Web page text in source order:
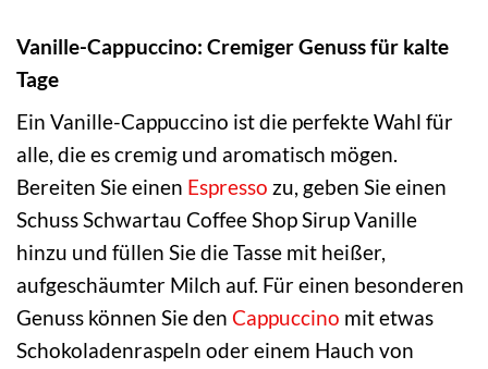
Vanille-Cappuccino: Cremiger Genuss für kalte
Tage
Ein Vanille-Cappuccino ist die perfekte Wahl für
alle, die es cremig und aromatisch mögen.
Bereiten Sie einen Espresso zu, geben Sie einen
Schuss Schwartau Coffee Shop Sirup Vanille
hinzu und füllen Sie die Tasse mit heißer,
aufgeschäumter Milch auf. Für einen besonderen
Genuss können Sie den Cappuccino mit etwas
Schokoladenraspeln oder einem Hauch von